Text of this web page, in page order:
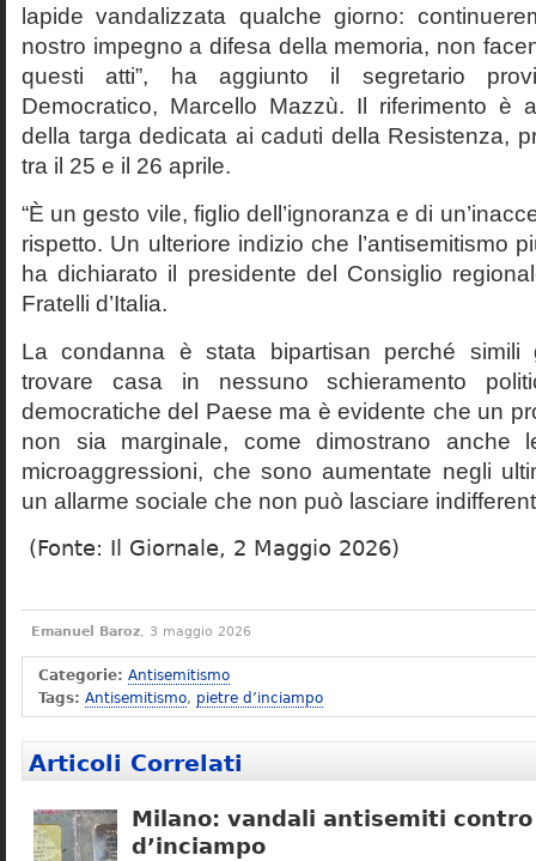
lapide vandalizzata qualche giorno:
nostro impegno a difesa della memoria, non
questi atti”, ha aggiunto il segretario
Democratico, Marcello Mazzù. Il riferimento è
della targa dedicata ai caduti della Resistenza,
tra il 25 e il 26 aprile.
“È un gesto vile, figlio dell’ignoranza e di
rispetto. Un ulteriore indizio che l’antisemitismo
ha dichiarato il presidente del Consiglio
Fratelli d’Italia.
La condanna è stata bipartisan perché simili
trovare casa in nessuno schieramento
democratiche del Paese ma è evidente che un
non sia marginale, come dimostrano anche
microaggressioni, che sono aumentate negli
un allarme sociale che non può lasciare
(Fonte: Il Giornale, 2 Maggio 2026)
Emanuel Baroz, 3 maggio 2026
Categorie: Antisemitismo
Tags: Antisemitismo, pietre d’inciampo
Articoli Correlati
Milano: vandali antisemiti
d’inciampo